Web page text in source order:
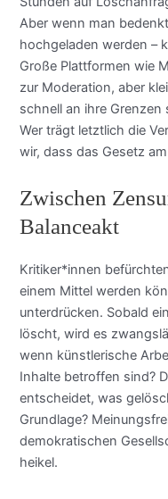
Aber wenn man
hochgeladen werden –
Große Plattformen wie
zur Moderation, aber
schnell an ihre
Wer trägt letztlich die
wir, dass das Gesetz
Zwischen
Balanceakt
Kritiker*innen
einem Mittel werden
unterdrücken. Sobald
löscht, wird es
wenn künstlerische
Inhalte betroffen sind?
entscheidet, was
Grundlage?
demokratischen
heikel.